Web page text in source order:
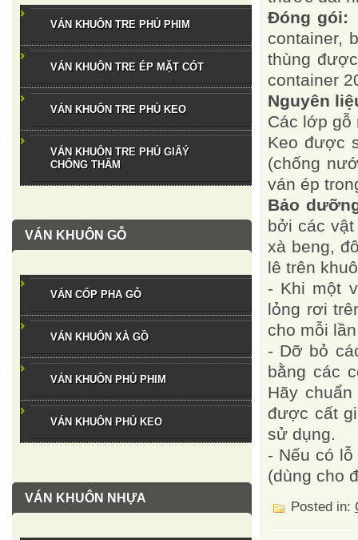
VÁN KHUÔN TRE PHỦ PHIM
VÁN KHUÔN TRE ÉP MẶT CÓT
VÁN KHUÔN TRE PHỦ KEO
VÁN KHUÔN TRE PHỦ GIÂÝ
CHỐNG THẤM
VÁN KHUÔN GỖ
VÁN CỐP PHA GỖ
VÁN KHUÔN XÀ GỒ
VÁN KHUÔN PHỦ PHIM
VÁN KHUÔN PHỦ KEO
VÁN KHUÔN NHỰA
Đóng gói:
container,
thùng
container
Nguyên
Các lớp gỗ
Keo được
(chống
ván ép
Bảo
bởi các
xà beng,
lê trên
- Khi một
lỏng rơi
cho mỗi
- Dỡ bỏ
bằng các
Hãy
được cất
sử dụng.
- Nếu có
(dùng cho
Posted in: